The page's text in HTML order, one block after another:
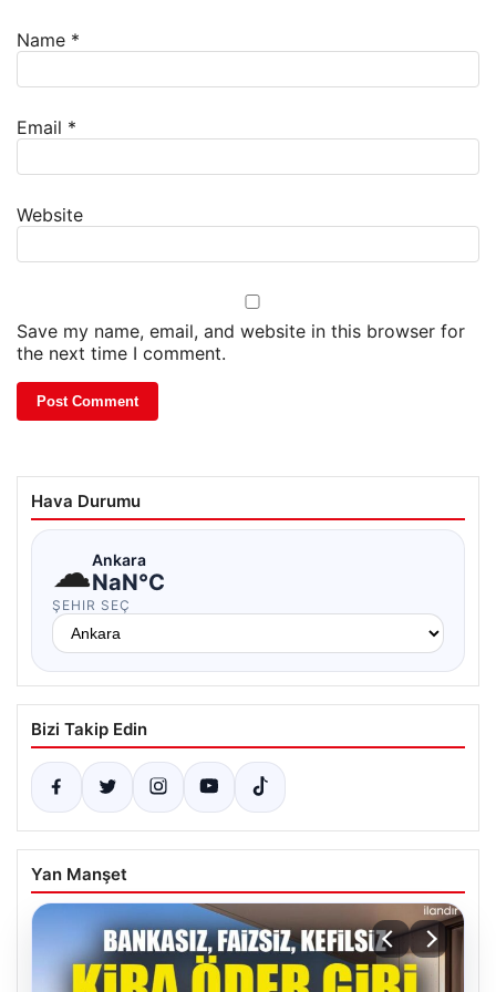
Name *
Email *
Website
Save my name, email, and website in this browser for
the next time I comment.
Hava Durumu
☁Ankara
NaN°C
ŞEHIR SEÇ
Bizi Takip Edin
Yan Manşet